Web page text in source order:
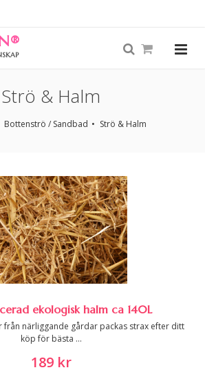
®
Strö & Halm
Bottenströ / Sandbad Strö & Halm
ekologisk halm ca 140L
från närliggande gårdar packas strax efter ditt
köp för bästa ...
189 kr